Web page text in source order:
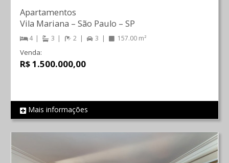
REF 781
Apartamentos
Vila Mariana – São Paulo – SP
4 3 2 3 157.00 m²
Venda:
R$ 1.500.000,00
Mais informações